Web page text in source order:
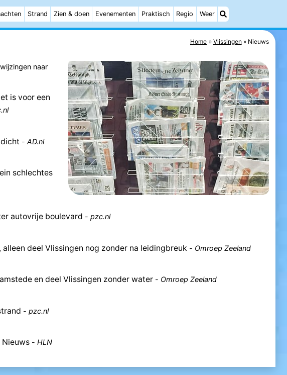
Strand Zien & doen Evenementen Praktisch Regio Weer
Home Vlissingen Nieuws
naar
is voor een
- AD.nl
schlechtes
autovrije boulevard - pzc.nl
deel Vlissingen nog zonder na leidingbreuk - Omroep Zeeland
en deel Vlissingen zonder water- Omroep Zeeland
- pzc.nl
- HLN